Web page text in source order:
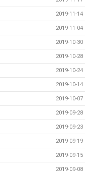
2019-11-14
2019-11-04
2019-10-30
2019-10-28
2019-10-24
2019-10-14
2019-10-07
2019-09-28
2019-09-23
2019-09-19
2019-09-15
2019-09-08